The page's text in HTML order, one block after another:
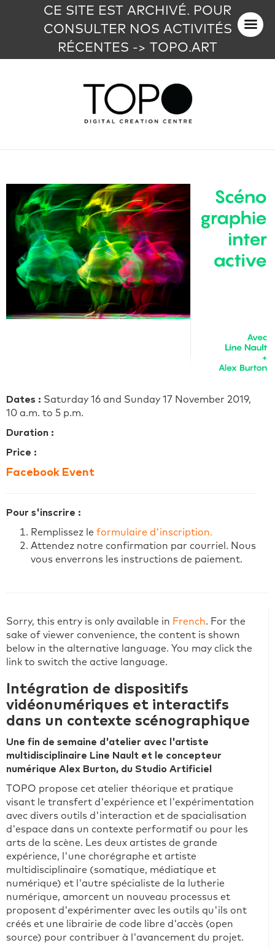
CE SITE EST ARCHIVÉ. POUR
CONSULTER NOS ACTIVITÉS
RÉCENTES -> TOPO.ART
Sorry, this entry is only available in French. For the
sake of viewer convenience, the content is shown
below in the alternative language. You may click the
link to switch the active language.
Intégration de dispositifs
vidéonumériques et interactifs
dans un contexte scénographique
Une fin de semaine d'atelier avec l'artiste
multidisciplinaire Line Nault et le concepteur
numérique Alex Burton, du Studio Artificiel
TOPO propose cet atelier théorique et pratique
visant le transfert d'expérience et l'expérimentation
avec divers outils d'interaction et de spacialisation
d'espace dans un contexte performatif ou pour les
arts de la scène. Les deux artistes de grande
expérience, l'une chorégraphe et artiste
multidisciplinaire (somatique, médiatique et
numérique) et l'autre spécialiste de la lutherie
numérique, amorcent un nouveau processus et
proposent d'expérimenter avec les outils qu'ils ont
créés et une librairie de code libre d'accès (open
source) pour contribuer à l'avancement du projet.
Dates : Saturday 16 and Sunday 17 November 2019,
10 a.m. to 5 p.m.
Duration :
Price :
Facebook Event
Pour s'inscrire :
Remplissez le formulaire d'inscription.
Attendez notre confirmation par courriel. Nous
vous enverrons les instructions de paiement.